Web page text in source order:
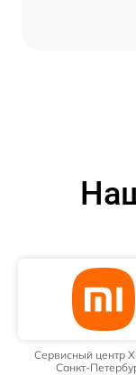
Сервисный центр
Санкт-